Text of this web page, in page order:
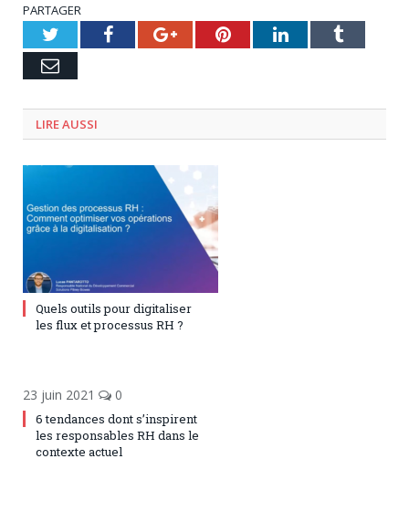
PARTAGER
TwitterFacebookGoogle+PinterestLinkedInTumblr
Email
LIRE AUSSI
9 décembre 2024
Quels outils pour digitaliser
les flux et processus RH ?
23 juin 2021 0
6 tendances dont s’inspirent
les responsables RH dans le
contexte actuel